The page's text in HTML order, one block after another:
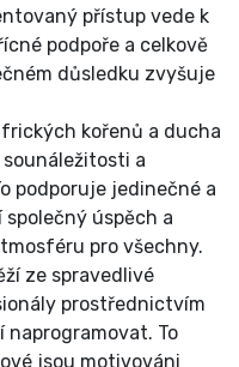
přístup vede k
podpoře a celkově
důsledku zvyšuje
kořenů a ducha
a
podporuje jedinečné a
úspěch a
pro všechny.
ze spravedlivé
prostřednictvím
naprogramovat. To
jsou motivováni